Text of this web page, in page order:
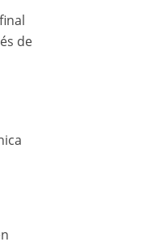
de